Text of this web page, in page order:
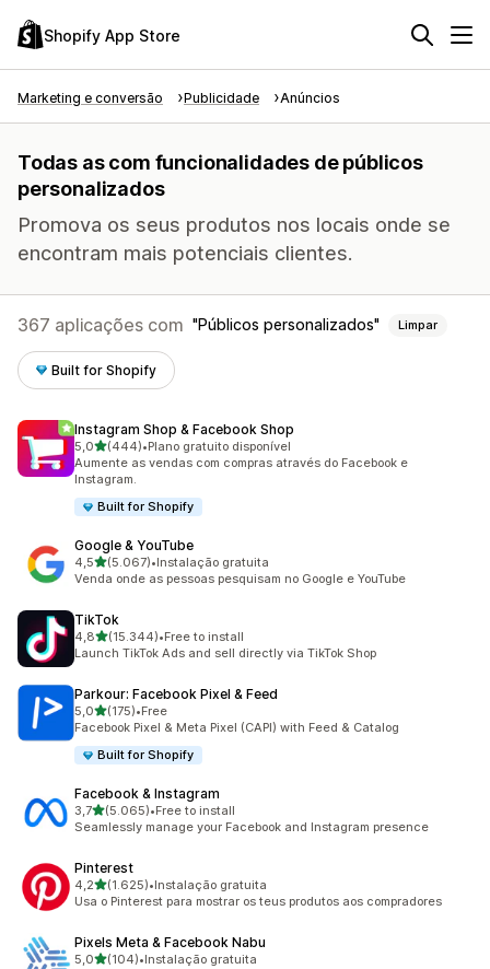
Shopify App Store
Marketing e conversão Publicidade Anúncios
Todas as com funcionalidades de públicos
personalizados
Promova os seus produtos nos locais onde se
encontram mais potenciais clientes.
367 aplicações com Públicos personalizados Limpar
Built for Shopify
Instagram Shop & Facebook Shop
5,0de 5 estrelas
(444)
444 total de avaliações
•Plano gratuito disponível
Aumente as vendas com compras através do Facebook e
Instagram.
Built for Shopify
Google & YouTube
4,5de 5 estrelas
(5.067)
5067 total de avaliações
•Instalação gratuita
Venda onde as pessoas pesquisam no Google e YouTube
TikTok
4,8de 5 estrelas
(15.344)
15344 total de avaliações
•Free to install
Launch TikTok Ads and sell directly via TikTok Shop
Parkour: Facebook Pixel & Feed
5,0de 5 estrelas
(175)
175 total de avaliações
•Free
Facebook Pixel & Meta Pixel (CAPI) with Feed & Catalog
Built for Shopify
Facebook & Instagram
3,7de 5 estrelas
(5.065)
5065 total de avaliações
•Free to install
Seamlessly manage your Facebook and Instagram presence
Pinterest
4,2de 5 estrelas
(1.625)
1625 total de avaliações
•Instalação gratuita
Usa o Pinterest para mostrar os teus produtos aos compradores
Pixels Meta & Facebook Nabu
5,0de 5 estrelas
(104)
104 total de avaliações
•Instalação gratuita